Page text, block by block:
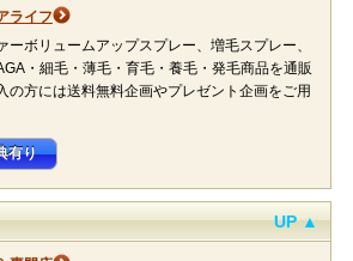
ライフ
ーボリュームアップスプレー、増毛スプレー、
・細毛・薄毛・育毛・養毛・発毛商品を通販
の方には送料無料企画やプレゼント企画をご用
有り
UP ▲